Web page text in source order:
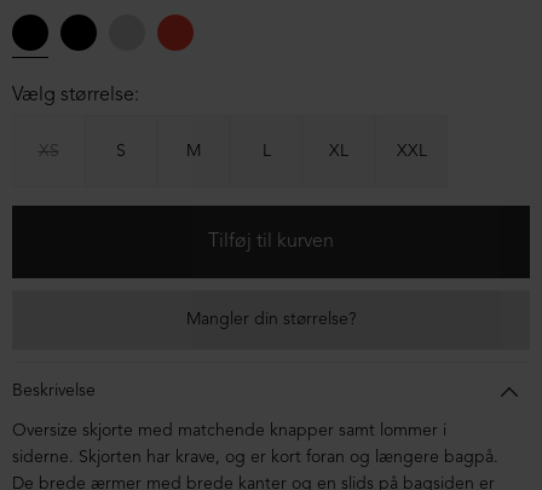
Vælg størrelse:
XS S M L XL XXL
Mangler din størrelse?
Beskrivelse
Oversize skjorte med matchende knapper samt lommer i
siderne. Skjorten har krave, og er kort foran og længere bagpå.
De brede ærmer med brede kanter og en slids på bagsiden er